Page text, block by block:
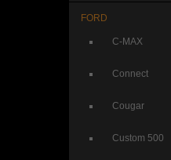
FORD
C-MAX
Connect
Cougar
Custom 500